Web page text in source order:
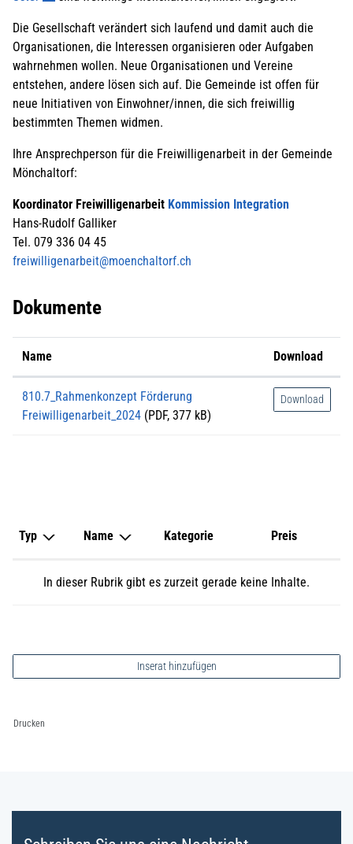
Die Gesellschaft verändert sich laufend und damit auch die
Organisationen, die Interessen organisieren oder Aufgaben
wahrnehmen wollen. Neue Organisationen und Vereine
entstehen, andere lösen sich auf. Die Gemeinde ist offen für
neue Initiativen von Einwohner/innen, die sich freiwillig
bestimmten Themen widmen.
Ihre Ansprechperson für die Freiwilligenarbeit in der Gemeinde
Mönchaltorf:
Koordinator Freiwilligenarbeit Kommission Integration
Hans-Rudolf Galliker
Tel. 079 336 04 45
freiwilligenarbeit@moenchaltorf.ch
Dokumente
Name Download
810.7_Rahmenkonzept Förderung
Freiwilligenarbeit_2024 (PDF, 377 kB)
Download
Typ Name Kategorie Preis
In dieser Rubrik gibt es zurzeit gerade keine Inhalte.
Inserat hinzufügen
Drucken